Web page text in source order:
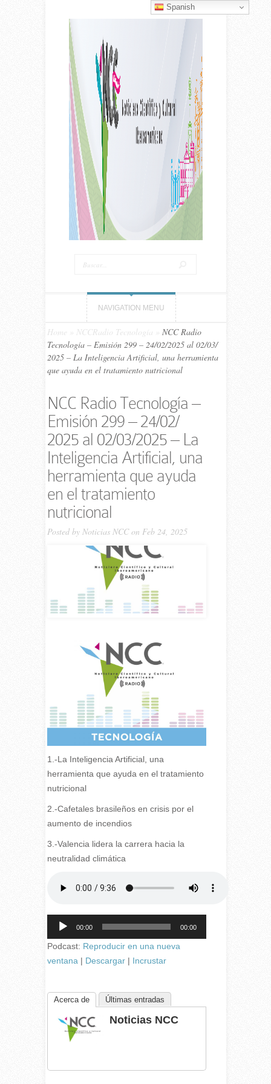
NAVIGATION MENU
Home NCCRadio Tecnología
NCC Ra­dio
Tecnología – Emi­sión 299 – 24/02/​2025 al 02/03/​
2025 – La Inteligencia Artificial, una herramienta
que ayuda en el tratamiento nutricional
NCC Ra­dio Tecnología –
Emi­sión 299 – 24/02/​
2025 al 02/03/​2025 – La
Inteligencia Artificial, una
herramienta que ayuda
en el tratamiento
nutricional
Posted by Noticias NCCon Feb 24, 2025
1.-La Inteligencia Artificial, una
herramienta que ayuda en el tratamiento
nutricional
2.-Cafetales brasileños en crisis por el
aumento de incendios
3.-Valencia lidera la carrera hacia la
neutralidad climática
Reproductor
audio
00:00 00:00
Podcast: Reproducir en una nueva
ventana| Descargar| Incrustar
Acerca de Últimas entradas
Noticias NCC
Spanish